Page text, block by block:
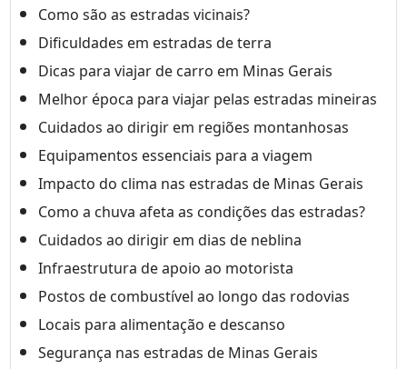
Como são as estradas vicinais?
Dificuldades em estradas de terra
Dicas para viajar de carro em Minas Gerais
Melhor época para viajar pelas estradas mineiras
Cuidados ao dirigir em regiões montanhosas
Equipamentos essenciais para a viagem
Impacto do clima nas estradas de Minas Gerais
Como a chuva afeta as condições das estradas?
Cuidados ao dirigir em dias de neblina
Infraestrutura de apoio ao motorista
Postos de combustível ao longo das rodovias
Locais para alimentação e descanso
Segurança nas estradas de Minas Gerais